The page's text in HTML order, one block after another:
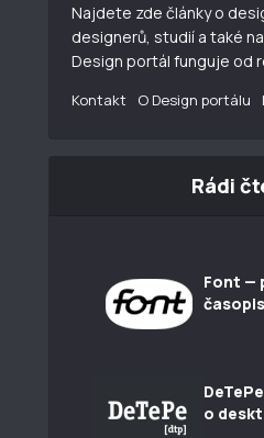
Najdete zde články o
designerů, studií a také
Design portál funguje od
Kontakt O Design portálu
Rádi
Font —
časopis
o